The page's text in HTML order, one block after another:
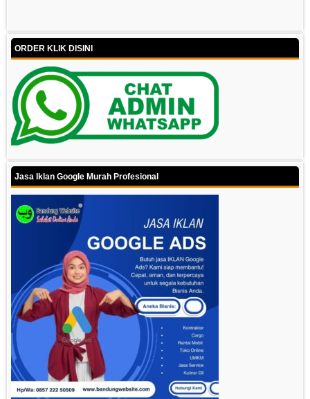
ORDER KLIK DISINI
Jasa Iklan Google Murah Profesional